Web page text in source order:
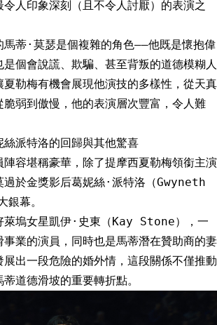
人印象深刻（且不令人討厭）的表演之
馬蒂·莫瑟是個複雜的角色——他既是懷抱偉
個會說謊、欺騙、甚至背叛的道德模糊人
勒梅有機會展現他演技的多樣性，從天真
弱到傲慢，他的表演層次豐富，令人難
派特洛的回歸與其他驚喜
陣容堪稱豪華，除了提摩西夏勒梅領銜主演
過於金獎影后葛妮絲·派特洛（Gwyneth
幕。
萊塢女星凱伊·史東（Kay Stone），一
業的演員，同時也是馬蒂潛在贊助商的妻
出一段危險的婚外情，這段關係不僅推動
道德滑坡的重要轉折點。